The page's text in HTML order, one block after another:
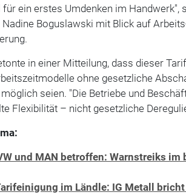
ein erstes Umdenken im Handwerk",
Boguslawski mit Blick auf
in einer Mitteilung, dass dieser
ohne gesetzliche
seien. "Die Betriebe und
Flexibilität – nicht gesetzliche
und MAN betroffen: Warnstreiks im
im Ländle: IG Metall